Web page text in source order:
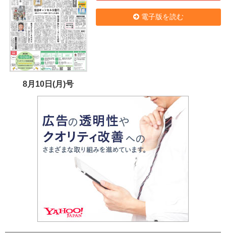
8月10日(月)号
電子版を読む